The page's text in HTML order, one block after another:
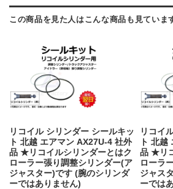
この商品を見た人はこんな商品も見ていま
リコイル シリンダー シールキッ
ト 北越 エアマン AX27U-4 社外
品 ★リコイルシリンダーとはク
ローラー張り調整シリンダー(ア
ジャスター)です (腕のシリンダ
ーではありません)
リコイ
ト 北越
品 ★リ
ローラ
ジャス
ーでは